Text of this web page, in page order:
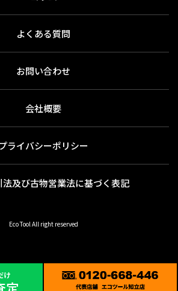
よくある質問
お問い合わせ
会社概要
ライバシーポリシー
及び古物営業法に基づく表記
Eco Tool All right reserved